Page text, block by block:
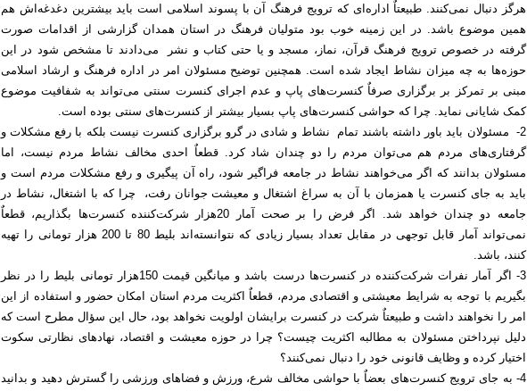
هرگز دنبال نمی‌کنند. طبیعتاٌ اداره‌ای که ترویج فرهنگ آن با پسوند اسلامی است باید بیشترین دغدغه‌اش هم
همین موضوع باشد. در این زمینه خوب بود متولیان فرهنگ در استان همدان گزارشی از اقدامات صورت
گرفته در خصوص ترویج فرهنگ قرآن، نماز، مسجد و یا حتی کتاب و نشر می‌دادند تا مشخص شود در این
حوزه‌ها به چه میزان نشاط ایجاد شده است. همچنین توضیح مسئولان امر در اداره فرهنگ و ارشاد اسلامی
مبنی بر تمرکز بر برگزاری صرفاٌ کنسرت‌های پاپ و عدم اجرای کنسرت سنتی می‌تواند به شفافیت موضوع
کمک شایانی نماید. چرا که حواشی کنسرت‌های پاپ بسیار بیشتر از کنسرت‌های سنتی بوده است.
2- مسئولان باید باور داشته باشند تمام نشاط و شادی در گرو برگزاری کنسرت نیست بلکه با رفع مشکلات و
گرفتاری‌های مردم هم می‌توان مردم را دو چندان شاد کرد. قطعاٌ احدی مخالف نشاط مردم نیست، اما
مسئولان بدانند که اگر می‌خواهند نشاط در جامعه فراگیر شود، راه آن پیگیری و رفع مشکلات مردم است و
باید به جای کنسرت یا همزمان با آن به سراغ اشتغال و معیشت جوانان رفت، چرا که با اشتغال، نشاط در
جامعه دو چندان خواهد شد. اگر فرض را بر صحت آمار 20هزار شرکت‌کننده کنسرت‌ها بگذاریم، قطعاٌ
نمی‌تواند آمار قابل توجهی در مقابل تعداد بسیار زیادی که نتوانسته‌اند بلیط 80 تا 200 هزار تومانی را تهیه
کنند، باشد.
3- اگر آمار نفرات شرکت‌کننده در کنسرت‌ها درست باشد و میانگین قیمت 150هزار تومانی بلیط را در نظر
بگیریم با توجه به شرایط معیشتی و اقتصادی مردم، قطعاٌ اکثریت مردم استان امکان حضور و استفاده از این
امر را نخواهند داشت و طبیعتاٌ شرکت در کنسرت برایشان اولویت نخواهد بود، حال این سؤال مطرح است که
دلیل نپرداختن مسئولان به مطالبه اکثریت چیست؟ چرا در حوزه معیشت و اقتصاد، نهادهای نظارتی سکوت
اختیار کرده و وظایف قانونی خود را دنبال نمی‌کنند؟
4- به جای ترویج کنسرت‌های بعضاٌ با حواشی مخالف شرع، ورزش و فضاهای ورزشی را گسترش دهید و بدانید